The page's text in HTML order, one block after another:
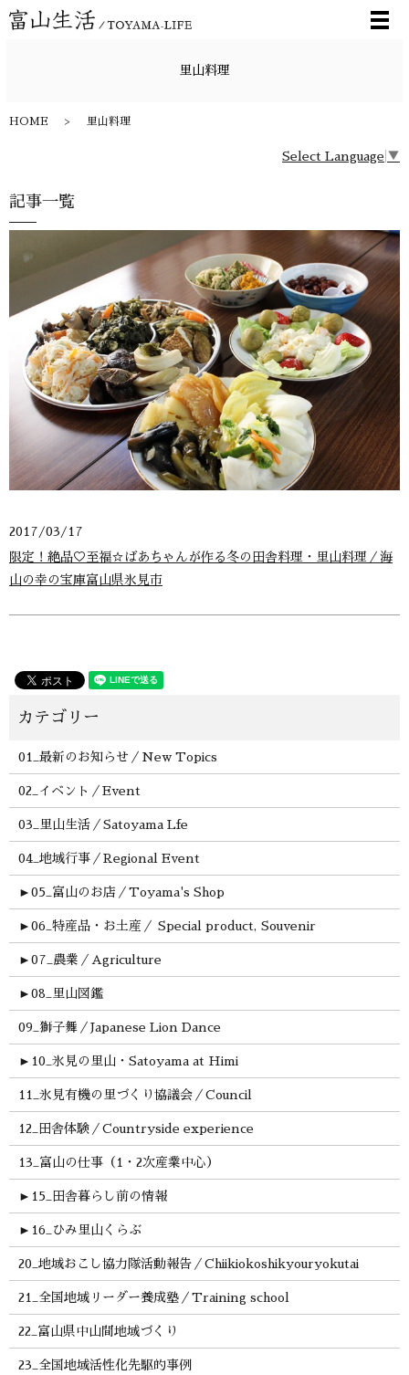
メ
里山料理
HOME 里山料理
Select Language ▼
記事一覧
2017/03/17
限定！絶品♡至福☆ばあちゃんが作る冬の田舎料理・里山料理／海
山の幸の宝庫富山県氷見市
01_最新のお知らせ／New Topics
02_イベント／Event
03_里山生活／Satoyama Lfe
04_地域行事／Regional Event
► 05_富山のお店／Toyama's Shop
► 06_特産品・お土産／ Special product, Souvenir
► 07_農業／Agriculture
► 08_里山図鑑
09_獅子舞／Japanese Lion Dance
► 10_氷見の里山・Satoyama at Himi
11_氷見有機の里づくり協議会／Council
12_田舎体験／Countryside experience
13_富山の仕事（1・2次産業中心）
► 15_田舎暮らし前の情報
► 16_ひみ里山くらぶ
20_地域おこし協力隊活動報告／Chiikiokoshikyouryokutai
21_全国地域リーダー養成塾／Training school
22_富山県中山間地域づくり
23_全国地域活性化先駆的事例